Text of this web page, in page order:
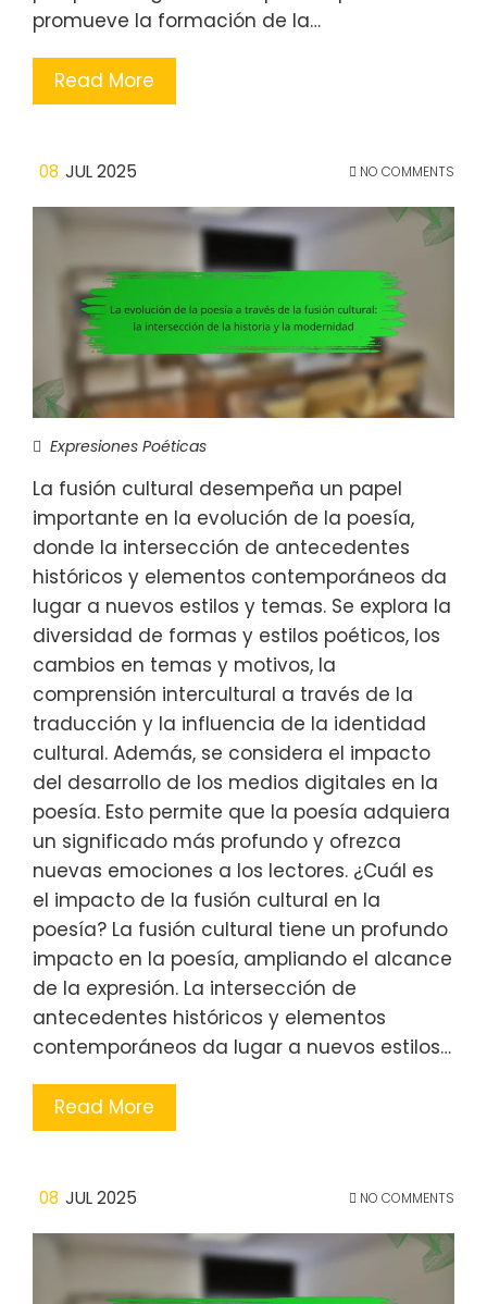
promueve la formación de la…
Read More
08 JUL 2025 NO COMMENTS
Expresiones Poéticas
La fusión cultural desempeña un papel
importante en la evolución de la poesía,
donde la intersección de antecedentes
históricos y elementos contemporáneos da
lugar a nuevos estilos y temas. Se explora la
diversidad de formas y estilos poéticos, los
cambios en temas y motivos, la
comprensión intercultural a través de la
traducción y la influencia de la identidad
cultural. Además, se considera el impacto
del desarrollo de los medios digitales en la
poesía. Esto permite que la poesía adquiera
un significado más profundo y ofrezca
nuevas emociones a los lectores. ¿Cuál es
el impacto de la fusión cultural en la
poesía? La fusión cultural tiene un profundo
impacto en la poesía, ampliando el alcance
de la expresión. La intersección de
antecedentes históricos y elementos
contemporáneos da lugar a nuevos estilos…
Read More
08 JUL 2025 NO COMMENTS